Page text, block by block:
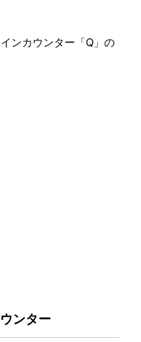
ンカウンター「Q」の
ンター